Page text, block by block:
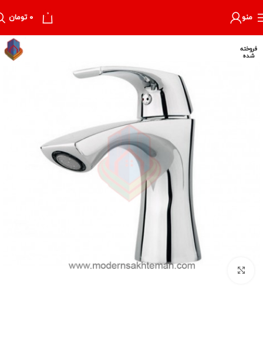
منو 0 ۰ تومان
فروخته
شده
برای بزرگنمایی کلیک کنید